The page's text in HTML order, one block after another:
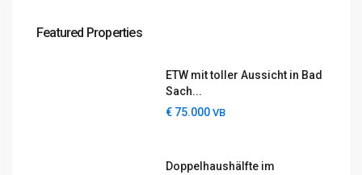
Featured Properties
ETW mit toller Aussicht in Bad
Sach...
€ 75.000VB
Doppelhaushälfte im